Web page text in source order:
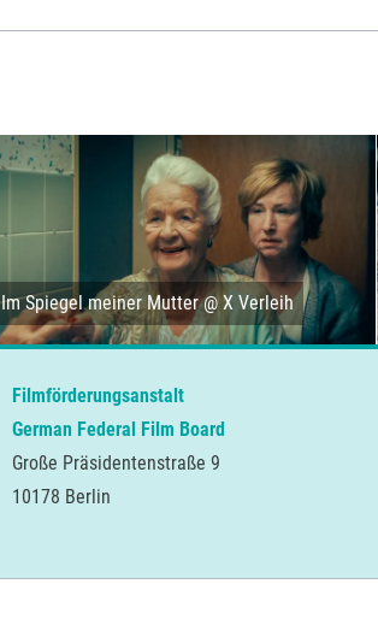
Im Spiegel meiner Mutter @ X Verleih
Filmförderungsanstalt
German Federal Film Board
Große Präsidentenstraße 9
10178 Berlin